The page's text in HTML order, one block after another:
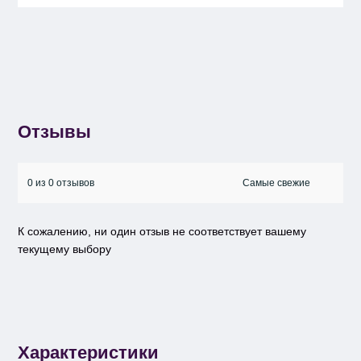
Отзывы
0 из 0 отзывов
К сожалению, ни один отзыв не соответствует вашему
текущему выбору
Характеристики